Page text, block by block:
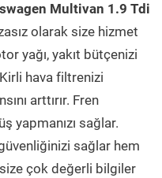
Multivan 1.9 Tdi
olarak size hizmet
yağı, yakıt bütçenizi
hava filtrenizi
arttırır. Fren
yapmanızı sağlar.
sağlar hem
size çok değerli bilgiler